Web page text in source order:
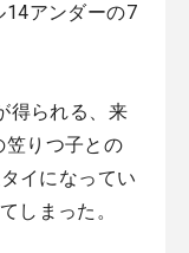
14アンダーの7
得られる、来
笠りつ子との
イになってい
しまった。